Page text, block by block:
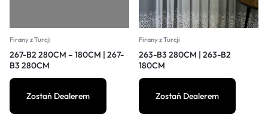
Firany z Turcji
267-B2 280CM – 180CM | 267-
B3 280CM
Zostań Dealerem
Firany z Turcji
263-B3 280CM | 263-B2
180CM
Zostań Dealerem